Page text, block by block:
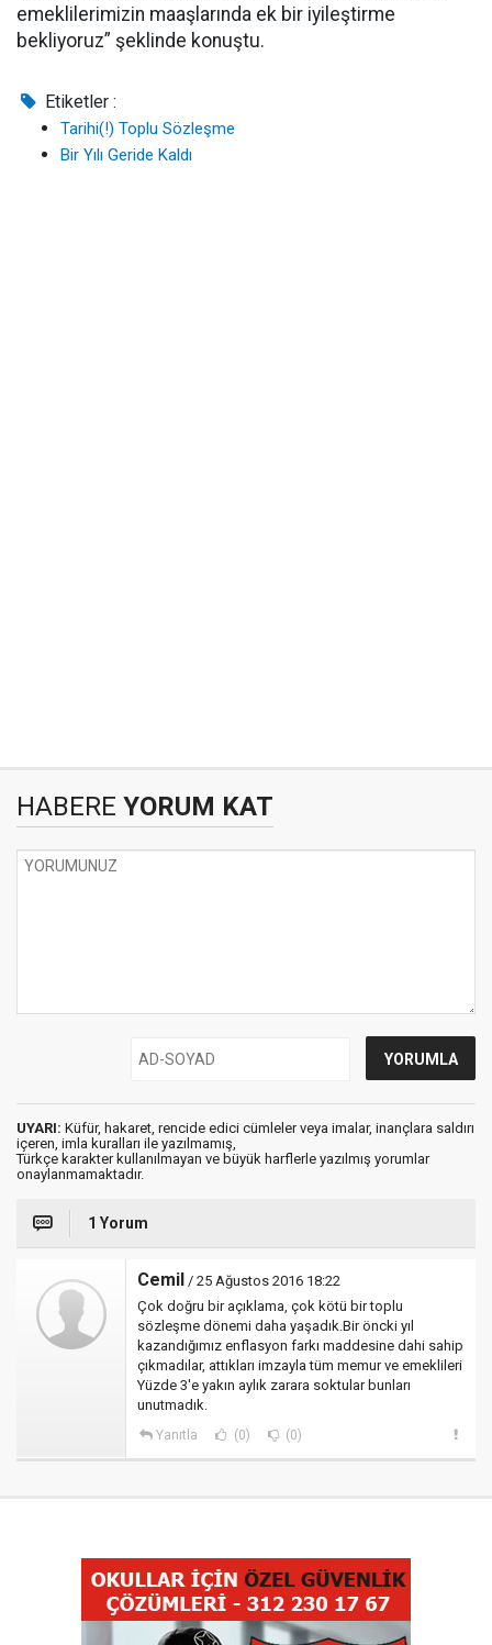
emeklilerimizin maaşlarında ek bir iyileştirme
bekliyoruz” şeklinde konuştu.
Etiketler :
Tarihi(!) Toplu Sözleşme
Bir Yılı Geride Kaldı
HABERE YORUM KAT
UYARI: Küfür, hakaret, rencide edici cümleler veya imalar, inançlara saldırı
içeren, imla kuralları ile yazılmamış,
Türkçe karakter kullanılmayan ve büyük harflerle yazılmış yorumlar
onaylanmamaktadır.
1 Yorum
Cemil / 25 Ağustos 2016 18:22
Çok doğru bir açıklama, çok kötü bir toplu
sözleşme dönemi daha yaşadık.Bir öncki yıl
kazandığımız enflasyon farkı maddesine dahi sahip
çıkmadılar, attıkları imzayla tüm memur ve emeklileri
Yüzde 3'e yakın aylık zarara soktular bunları
unutmadık.
Yanıtla (0) (0)